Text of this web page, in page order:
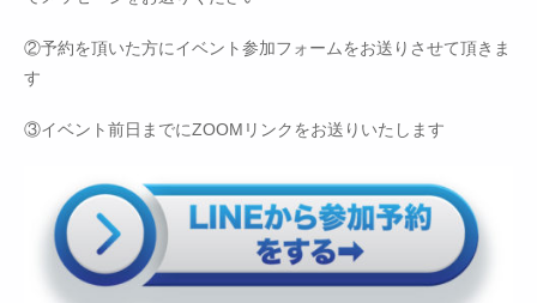
②予約を頂いた方にイベント参加フォームをお送りさせて頂きま
す
③イベント前日までにZOOMリンクをお送りいたします